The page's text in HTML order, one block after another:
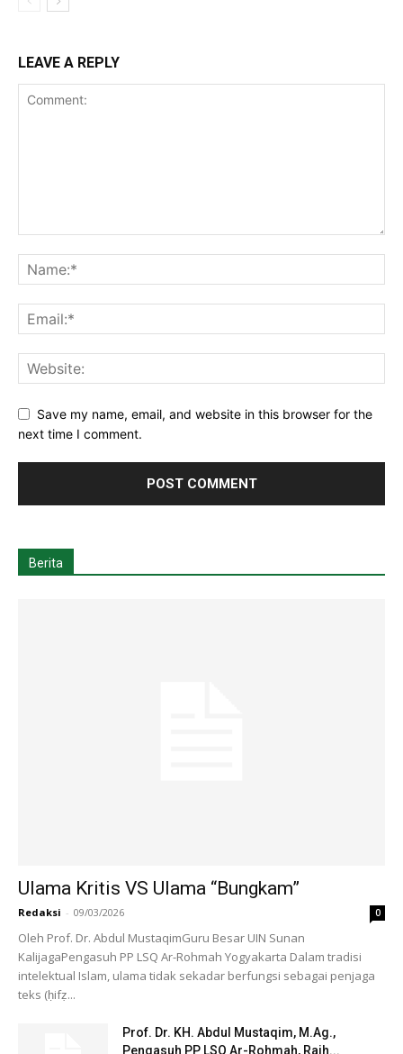
LEAVE A REPLY
Save my name, email, and website in this browser for the
next time I comment.
Berita
Ulama Kritis VS Ulama “Bungkam”
Redaksi - 09/03/2026 0
Oleh Prof. Dr. Abdul MustaqimGuru Besar UIN Sunan
KalijagaPengasuh PP LSQ Ar-Rohmah Yogyakarta Dalam tradisi
intelektual Islam, ulama tidak sekadar berfungsi sebagai penjaga
teks (ḥifẓ...
Prof. Dr. KH. Abdul Mustaqim, M.Ag.,
Pengasuh PP LSQ Ar-Rohmah, Raih...